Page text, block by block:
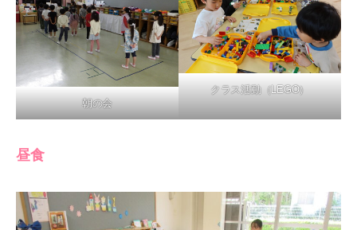
朝の会
クラス活動（LEGO）
昼食